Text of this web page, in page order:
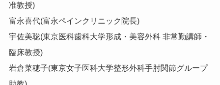
准教授)
富永喜代(富永ペインクリニック院長)
宇佐美聡(東京医科歯科大学形成・美容外科 非常勤講師・
臨床教授)
岩倉菜穂子(東京女子医科大学整形外科手肘関節グループ